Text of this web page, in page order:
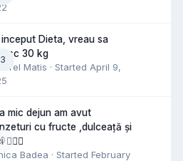
3
inceput Dieta, vreau sa
30 kg
Matis · Started April 9,
0
mic dejun am avut
cu fructe ,dulceață și
Badea · Started February